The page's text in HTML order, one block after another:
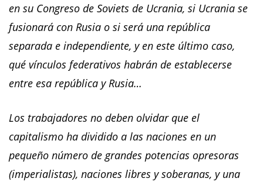
en su Congreso de Soviets de Ucrania, si Ucrania se
fusionará con Rusia o si será una república
separada e independiente, y en este último caso,
qué vínculos federativos habrán de establecerse
entre esa república y Rusia…
Los trabajadores no deben olvidar que el
capitalismo ha dividido a las naciones en un
pequeño número de grandes potencias opresoras
(imperialistas), naciones libres y soberanas, y una